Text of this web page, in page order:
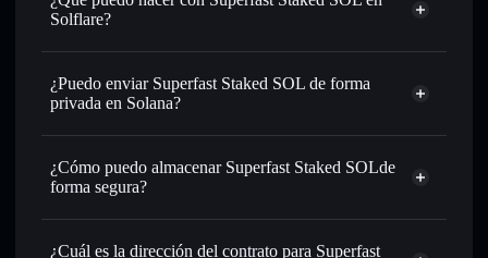
Solflare?
Superfast Staked SOL
cartera de Solflare
Intercambiar al instante: operar con SUPERSOL para
SOL, USDC o miles de otros tokens de Solana con
disponible
Establecer órdenes límite: automatizar las operaciones en
tu precio objetivo para SUPERSOL
Utilizar DCA: promedio de coste en dólares en
¿Puedo enviar Superfast Staked SOL de forma
privada en Solana?
cartera de Solflare
agregador de
Superfast Staked SOL
¿Cómo puedo almacenar Superfast Staked SOLde
forma segura?
Superfast Staked SOL
¿Cuál es la dirección del contrato para Superfast